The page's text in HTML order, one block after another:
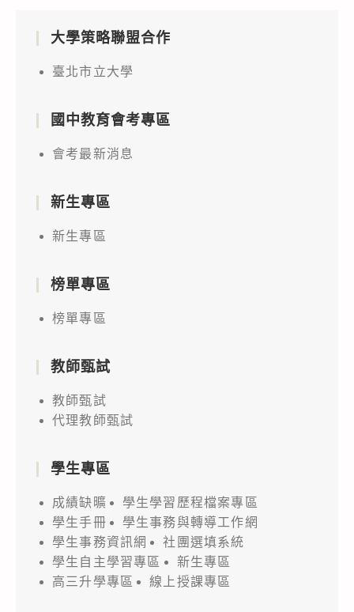
大學策略聯盟合作
臺北市立大學
國中教育會考專區
會考最新消息
新生專區
新生專區
榜單專區
榜單專區
教師甄試
教師甄試
代理教師甄試
學生專區
成績缺曠
學生學習歷程檔案專區
學生手冊
學生事務與轉導工作網
學生事務資訊網
社團選填系統
學生自主學習專區
新生專區
高三升學專區
線上授課專區